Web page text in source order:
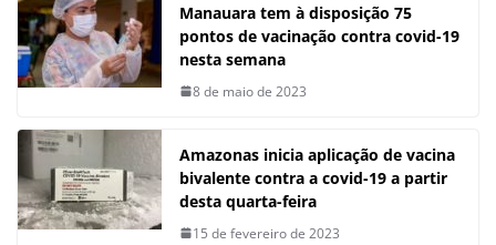
Manauara tem à disposição 75
pontos de vacinação contra covid-19
nesta semana
8 de maio de 2023
Amazonas inicia aplicação de vacina
bivalente contra a covid-19 a partir
desta quarta-feira
15 de fevereiro de 2023